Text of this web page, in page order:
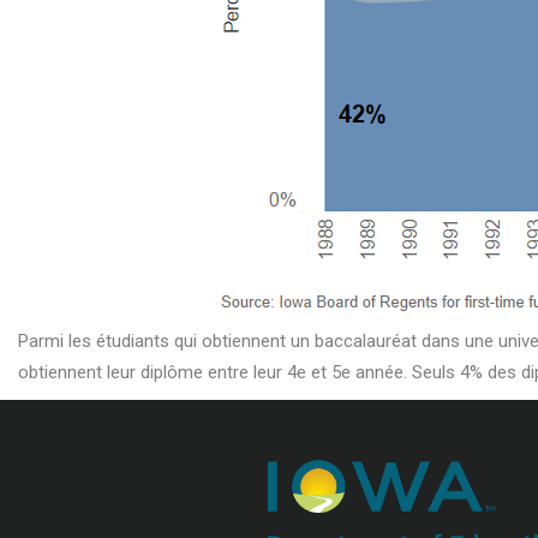
Parmi les étudiants qui obtiennent un baccalauréat dans une
obtiennent leur diplôme entre leur 4e et 5e année. Seuls 4% des